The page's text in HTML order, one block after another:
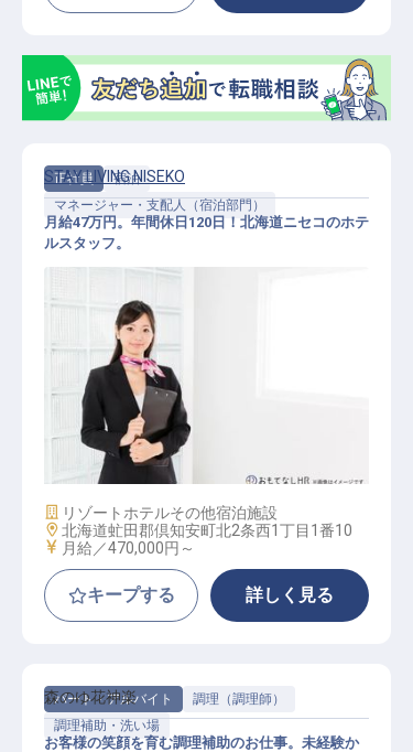
正社員
宿泊
マネージャー・支配人（宿泊部門）
店長候補ホテルスタッフ
STAY LIVING NISEKO
月給47万円。年間休日120日！北海道ニセコのホテ
ルスタッフ。
施設業態
リゾートホテルその他宿泊施設
勤務地
北海道虻田郡倶知安町北2条西1丁目1番10
給与
月給／470,000円～
キープする 詳しく見る
パート・アルバイト
調理（調理師）
調理補助・洗い場
森のゆ花神楽
お客様の笑顔を育む調理補助のお仕事。未経験か